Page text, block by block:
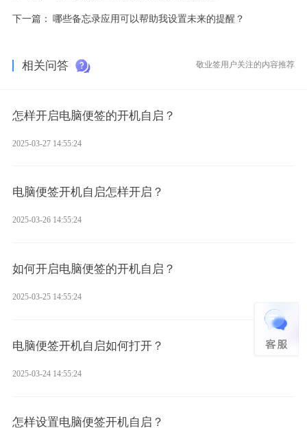
下一篇： 哪些备忘录应用可以帮助我设置未来的提醒？
相关问答 敬业签用户关注的内容推荐
怎样开启电脑便签的开机自启？
2025-03-27 14:55:24
电脑便签开机自启怎样开启？
2025-03-26 14:55:24
如何开启电脑便签的开机自启？
2025-03-25 14:55:24
电脑便签开机自启如何打开？
2025-03-24 14:55:24
怎样设置电脑便签开机自启？